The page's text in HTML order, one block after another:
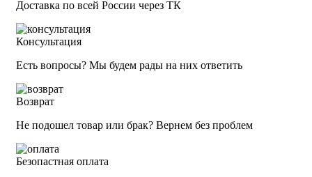
Доставка по всей России через ТК
Консультация
Есть вопросы? Мы будем рады на них ответить
Возврат
Не подошел товар или брак? Вернем без проблем
Безопастная оплата